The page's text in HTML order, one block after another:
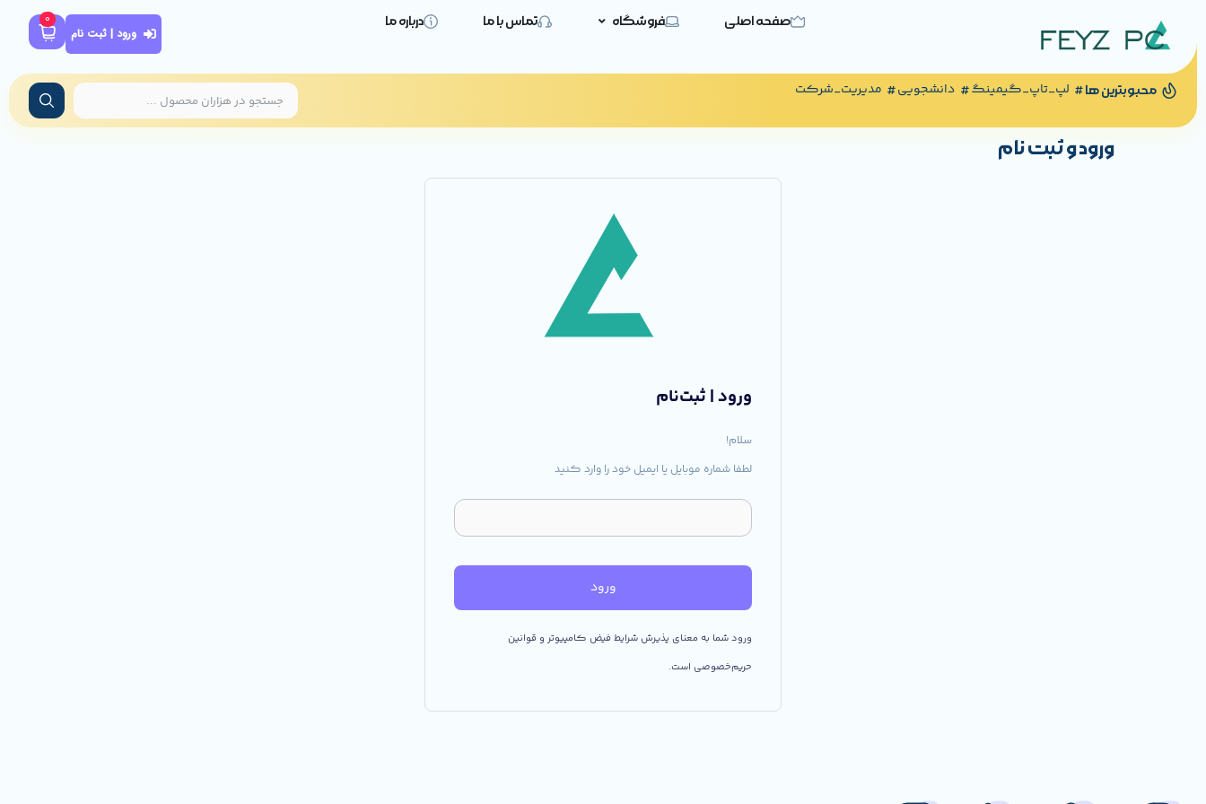
صفحه اصلی فروشگاه تماس با ما درباره ما
ورود | ثبت نام
0
محبوبترین ها لپ_تاپ_گیمینگ دانشجویی مدیریت_شرکت
ورود و ثبت نام
ورود | ثبت‌نام
سلام!
لطفا شماره موبایل یا ایمیل خود را وارد کنید
ورود
ورود شما به معنای پذیرش شرایط فیض کامپیوتر و قوانین
حریم‌خصوصی است.